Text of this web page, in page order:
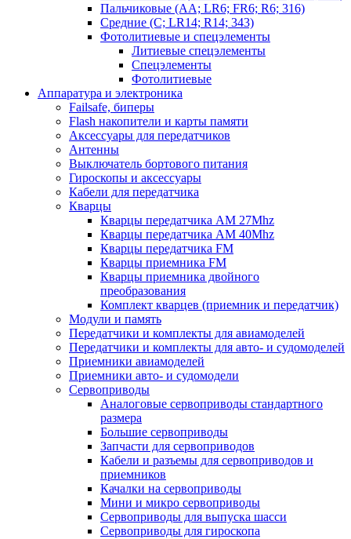
Пальчиковые (AA; LR6; FR6; R6; 316)
Средние (C; LR14; R14; 343)
Фотолитиевые и спецэлементы
Литиевые спецэлементы
Спецэлементы
Фотолитиевые
Аппаратура и электроника
Failsafe, биперы
Flash накопители и карты памяти
Аксессуары для передатчиков
Антенны
Выключатель бортового питания
Гироскопы и аксессуары
Кабели для передатчика
Кварцы
Кварцы передатчика AM 27Mhz
Кварцы передатчика AM 40Mhz
Кварцы передатчика FM
Кварцы приемника FM
Кварцы приемника двойного
преобразования
Комплект кварцев (приемник и передатчик)
Модули и память
Передатчики и комплекты для авиамоделей
Передатчики и комплекты для авто- и судомоделей
Приемники авиамоделей
Приемники авто- и судомодели
Сервоприводы
Аналоговые сервоприводы стандартного
размера
Большие сервоприводы
Запчасти для сервоприводов
Кабели и разъемы для сервоприводов и
приемников
Качалки на сервоприводы
Мини и микро сервоприводы
Сервоприводы для выпуска шасси
Сервоприводы для гироскопа